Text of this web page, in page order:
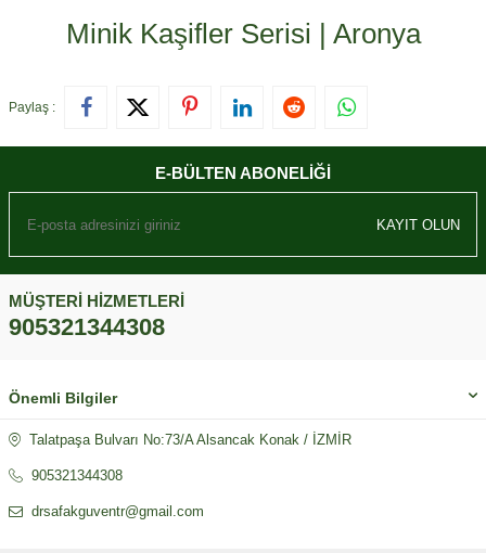
Minik Kaşifler Serisi | Aronya
Paylaş :
E-BÜLTEN ABONELIĞI
KAYIT OLUN
MÜŞTERI HIZMETLERI
905321344308
Önemli Bilgiler
Talatpaşa Bulvarı No:73/A Alsancak Konak / İZMİR
905321344308
drsafakguventr@gmail.com